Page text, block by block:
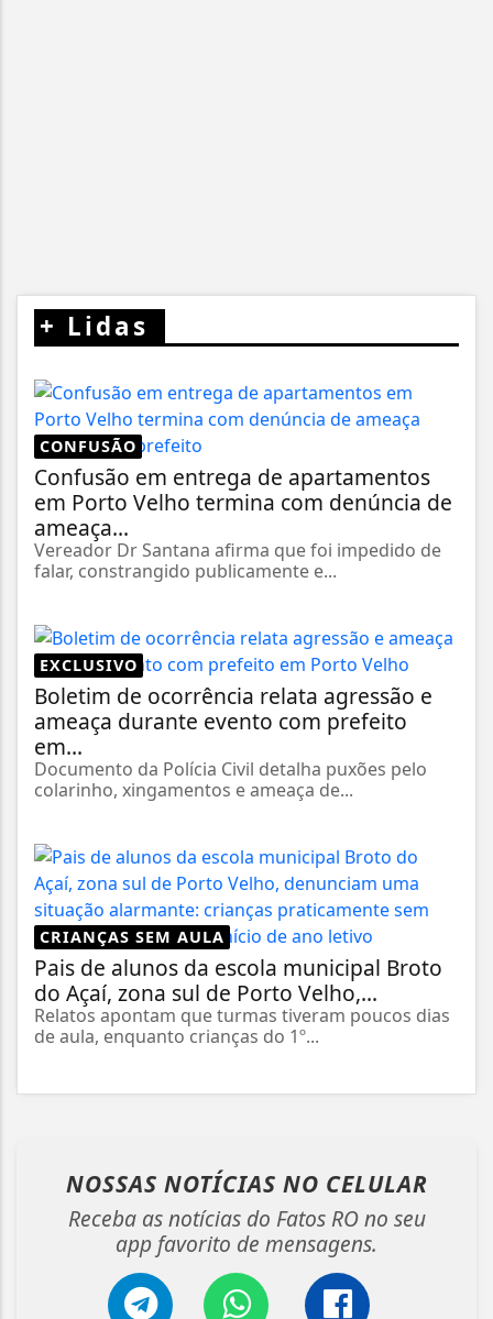
+ Lidas
CONFUSÃO
Confusão em entrega de apartamentos
em Porto Velho termina com denúncia de
ameaça...
Vereador Dr Santana afirma que foi impedido de
falar, constrangido publicamente e...
EXCLUSIVO
Boletim de ocorrência relata agressão e
ameaça durante evento com prefeito
em...
Documento da Polícia Civil detalha puxões pelo
colarinho, xingamentos e ameaça de...
CRIANÇAS SEM AULA
Pais de alunos da escola municipal Broto
do Açaí, zona sul de Porto Velho,...
Relatos apontam que turmas tiveram poucos dias
de aula, enquanto crianças do 1º...
NOSSAS NOTÍCIAS NO CELULAR
Receba as notícias do Fatos RO no seu
app favorito de mensagens.